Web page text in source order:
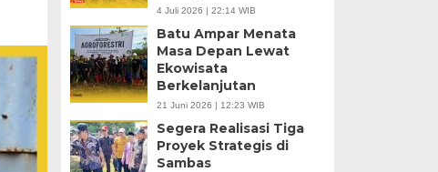
4 Juli 2026 | 22:14 WIB
Batu Ampar Menata
Masa Depan Lewat
Ekowisata
Berkelanjutan
21 Juni 2026 | 12:23 WIB
Segera Realisasi Tiga
Proyek Strategis di
Sambas